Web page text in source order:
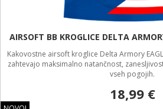
AIRSOFT BB KROGLICE DELTA
Kakovostne airsoft kroglice Delta Armory
zahtevajo maksimalno natančnost,
vseh pogojih.
18,99 €